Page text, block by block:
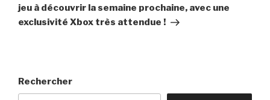
jeu à découvrir la semaine prochaine, avec une
exclusivité Xbox très attendue !
Rechercher